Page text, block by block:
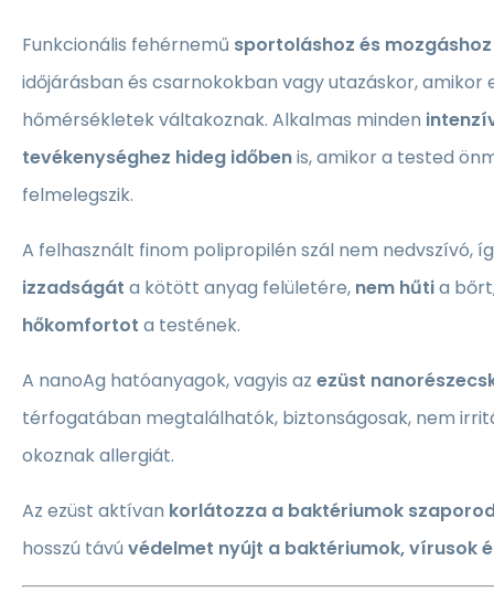
Funkcionális fehérnemű sportoláshoz és
időjárásban és csarnokokban vagy utazáskor, amikor
hőmérsékletek váltakoznak. Alkalmas minden
tevékenységhez hideg időbenis, amikor a tested
felmelegszik.
A felhasznált finom polipropilén szál nem nedvszívó,
izzadságát a kötött anyag felületére, nem hűtia
hőkomfortot a testének.
A nanoAg hatóanyagok, vagyis az ezüst
térfogatában megtalálhatók, biztonságosak, nem
okoznak allergiát.
Az ezüst aktívan korlátozza a baktériumok
hosszú távú védelmet nyújt a baktériumok, vírusok